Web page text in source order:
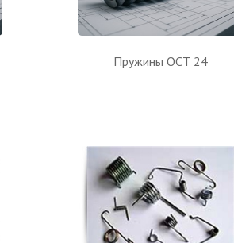
Пружины ОСТ 24